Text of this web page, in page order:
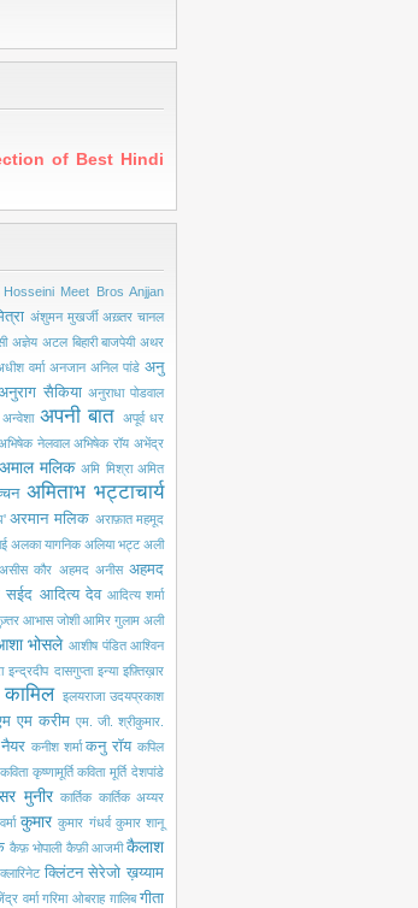
of Best Hindi
Hosseini Meet Bros Anjjan
अंशुमन मुखर्जी अख़्तर चानल
अज्ञेय अटल बिहारी बाजपेयी अथर
वर्मा अनजान अनिल पांडे अनु
सैकिया अनुराधा पोडवाल
अन्वेशा अपनी बात अपूर्व धर
नेलवाल अभिषेक रॉय अभेंद्र
अमाल मलिक अमि मिश्रा अमित
अमिताभ भट्टाचार्य
अरमान मलिक अराफ़ात महमूद
अलका यागनिक अलिया भट्ट अली
असीस कौर अहमद अनीस अहमद
सईद आदित्य देव आदित्य शर्मा
आभास जोशी आमिर गुलाम अली
भोसले आशीष पंडित आश्विन
इन्द्रदीप दासगुप्ता इन्या इफ़्तिख़ार
कामिल इलयराजा उदयप्रकाश
एम करीम एम. जी. श्रीकुमार.
कनीश शर्मा कनु रॉय कपिल
कविता कृष्णामूर्ति कविता मूर्ति देशपांडे
मुनीर कार्तिक कार्तिक अय्यर
कुमार कुमार गंधर्व कुमार शानू
कैफ़ भोपाली कैफ़ी आजमी कैलाश
क्लारिनेट क्लिंटन सेरेजो ख़य्याम
वर्मा गरिमा ओबराह ग़ालिब गीता